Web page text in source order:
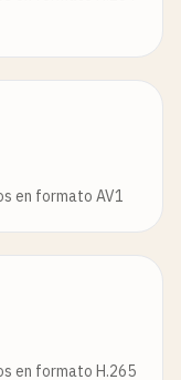
en formato AV1
en formato H.265